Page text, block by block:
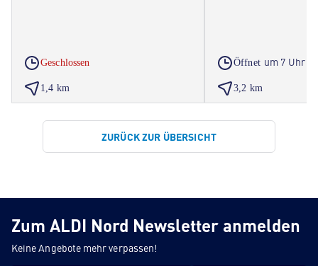
Geschlossen
1,4 km
Öffnet um 7 Uhr
3,2 km
ZURÜCK ZUR ÜBERSICHT
Zum ALDI Nord Newsletter anmelden
Keine Angebote mehr verpassen!